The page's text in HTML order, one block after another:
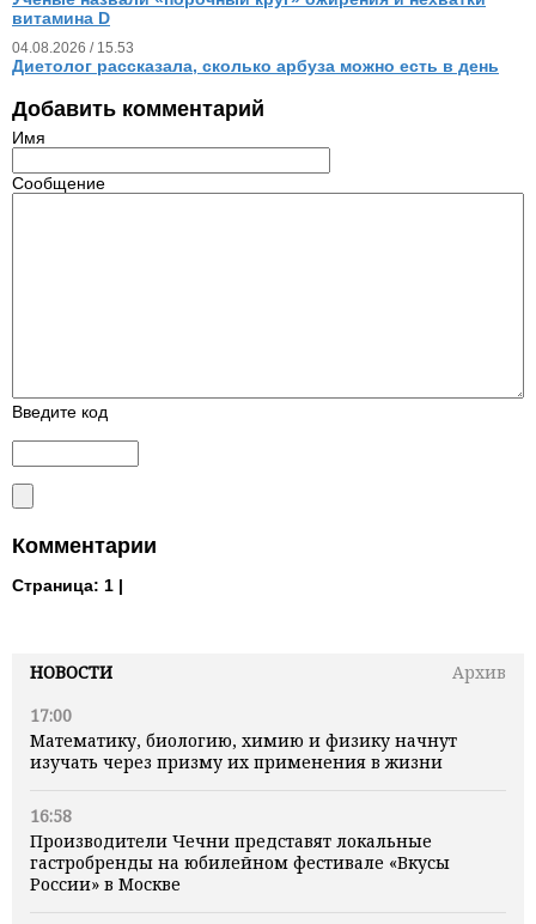
НОВОСТИ
Архив
17:00
Математику, биологию, химию и физику начнут
изучать через призму их применения в жизни
16:58
Производители Чечни представят локальные
гастробренды на юбилейном фестивале «Вкусы
России» в Москве
витамина D
04.08.2026 / 15.53
Диетолог рассказала, сколько арбуза можно есть в день
Добавить комментарий
Имя
Сообщение
Введите код
Комментарии
Страница: 1 |